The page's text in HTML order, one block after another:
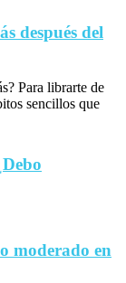
después del
Para librarte de
sencillos que
moderado en